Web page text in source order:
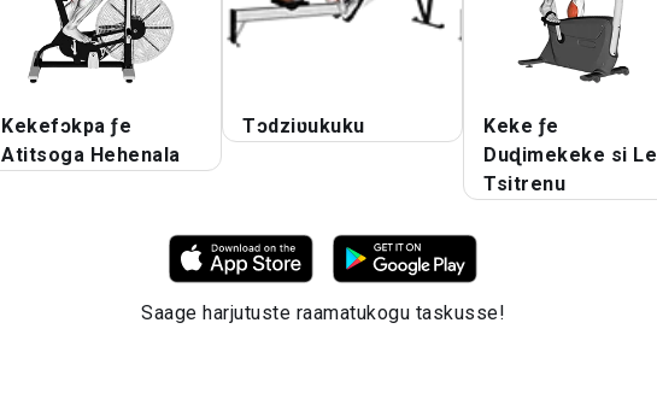
Kekefɔkpa ƒe
Atitsoga Hehenala
Tɔdziʋukuku
Keke ƒe
Duɖimekeke si Le
Tsitrenu
Saage harjutuste raamatukogu taskusse!